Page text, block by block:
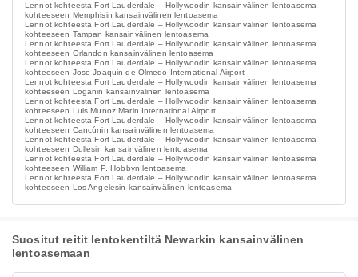
Lennot kohteesta Fort Lauderdale – Hollywoodin kansainvälinen lentoasema
kohteeseen Memphisin kansainvälinen lentoasema
Lennot kohteesta Fort Lauderdale – Hollywoodin kansainvälinen lentoasema
kohteeseen Tampan kansainvälinen lentoasema
Lennot kohteesta Fort Lauderdale – Hollywoodin kansainvälinen lentoasema
kohteeseen Orlandon kansainvälinen lentoasema
Lennot kohteesta Fort Lauderdale – Hollywoodin kansainvälinen lentoasema
kohteeseen Jose Joaquin de Olmedo International Airport
Lennot kohteesta Fort Lauderdale – Hollywoodin kansainvälinen lentoasema
kohteeseen Loganin kansainvälinen lentoasema
Lennot kohteesta Fort Lauderdale – Hollywoodin kansainvälinen lentoasema
kohteeseen Luis Munoz Marin International Airport
Lennot kohteesta Fort Lauderdale – Hollywoodin kansainvälinen lentoasema
kohteeseen Cancúnin kansainvälinen lentoasema
Lennot kohteesta Fort Lauderdale – Hollywoodin kansainvälinen lentoasema
kohteeseen Dullesin kansainvälinen lentoasema
Lennot kohteesta Fort Lauderdale – Hollywoodin kansainvälinen lentoasema
kohteeseen William P. Hobbyn lentoasema
Lennot kohteesta Fort Lauderdale – Hollywoodin kansainvälinen lentoasema
kohteeseen Los Angelesin kansainvälinen lentoasema
Suositut reitit lentokentiltä Newarkin kansainvälinen
lentoasemaan